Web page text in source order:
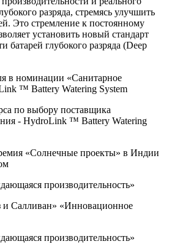
разряда, стремясь улучшить
Это стремление к постоянному
установить новый стандарт
батарей глубокого разряда (Deep
в номинации «Санитарное
™ Battery Watering System
по выбору поставщика
- HydroLink ™ Battery Watering
«Солнечные проекты» в Индии
производительность»
и Салливан» «Инновационное
производительность»